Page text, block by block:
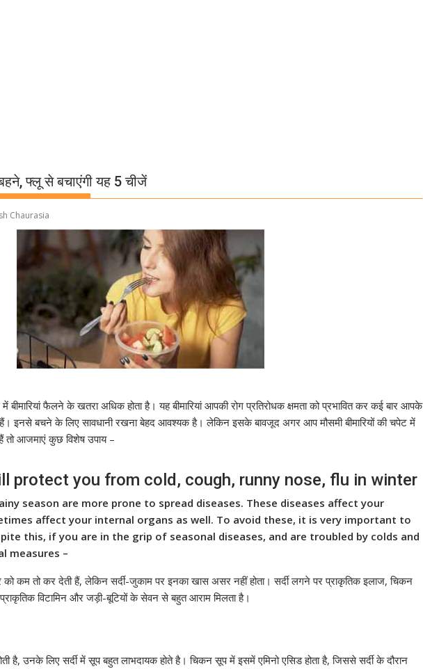
फ्लू से बचाएंगी यह 5 चीजें
Chaurasia
फैलने के खतरा अधिक होता है। यह बीमारियां आपकी रोग प्रतिरोधक क्षमता को प्रभावित कर कई बार आपके
इनसे बचने के लिए सावधानी रखना बेहद आवश्यक है। लेकिन इसके बावजूद अगर आप मौसमी बीमारियों की चपेट में
तो आजमाएं कुछ विशेष उपाय –
protect you from cold, cough, runny nose, flu in winter
season are more prone to spread diseases. These diseases affect your
affect your internal organs as well. To avoid these, it is very important to
this, if you are in the grip of seasonal diseases, and are troubled by colds and
measures –
को कम तो कर देती हैं, लेकिन सर्दी-जुकाम पर इनका खास असर नहीं होता। सर्दी लगने पर प्राकृतिक इलाज, चिकन
विटामिन और जड़ी-बूटियों के सेवन से बहुत आराम मिलता है।
है, उनके लिए सर्दी में सूप बहुत लाभदायक होते है। चिकन सूप में इसमें एमिनो एसिड होता है, जिससे सर्दी के दौरान